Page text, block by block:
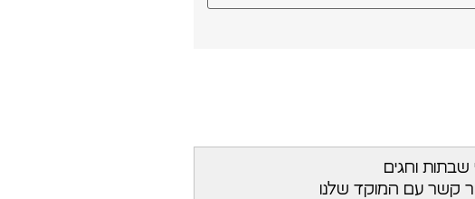
שבתות וחגים
קשר עם המוקד שלנו